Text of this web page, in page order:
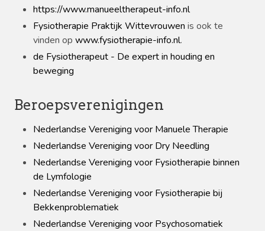
https://www.manueeltherapeut-info.nl
Fysiotherapie Praktijk Wittevrouwen is ook te
vinden op www.fysiotherapie-info.nl.
de Fysiotherapeut - De expert in houding en
beweging
Beroepsverenigingen
Nederlandse Vereniging voor Manuele Therapie
Nederlandse Vereniging voor Dry Needling
Nederlandse Vereniging voor Fysiotherapie binnen
de Lymfologie
Nederlandse Vereniging voor Fysiotherapie bij
Bekkenproblematiek
Nederlandse Vereniging voor Psychosomatiek